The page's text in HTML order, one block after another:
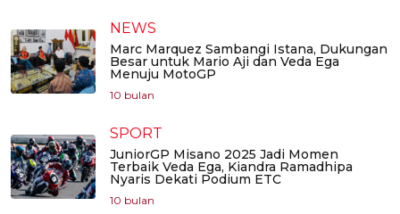
NEWS
Marc Marquez Sambangi Istana, Dukungan
Besar untuk Mario Aji dan Veda Ega
Menuju MotoGP
10 bulan
SPORT
JuniorGP Misano 2025 Jadi Momen
Terbaik Veda Ega, Kiandra Ramadhipa
Nyaris Dekati Podium ETC
10 bulan